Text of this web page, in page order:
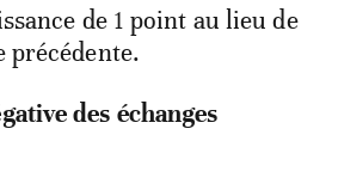
de 1 point au lieu de
précédente.
des échanges